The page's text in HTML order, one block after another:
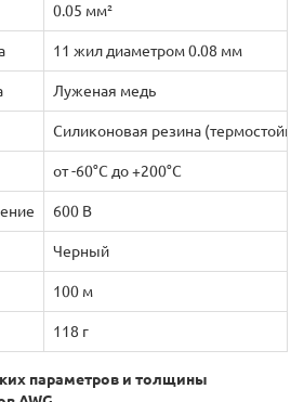
0.05 мм²
11 жил диаметром 0.08 мм
Луженая медь
Силиконовая резина
от -60°C до +200°C
600 В
Черный
100 м
118 г
параметров и толщины